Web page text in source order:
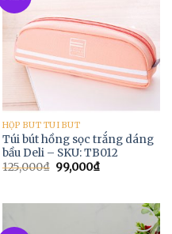
HỘP BÚT TÚI BÚT
Túi bút hồng sọc trắng dáng
bầu Deli – SKU: TB012
125,000₫ 99,000₫